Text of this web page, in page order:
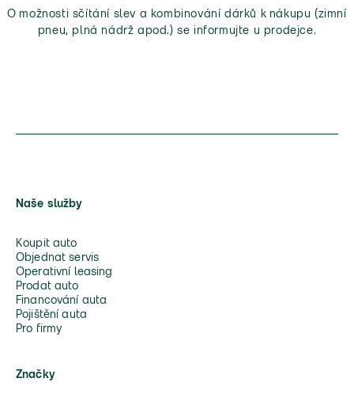
O možnosti sčítání slev a kombinování dárků k nákupu (zimní
pneu, plná nádrž apod.) se informujte u prodejce.
Naše služby
Koupit auto
Objednat servis
Operativní leasing
Prodat auto
Financování auta
Pojištění auta
Pro firmy
Značky